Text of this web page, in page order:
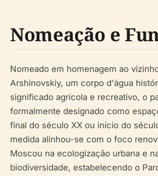
Nomeação e
Nomeado em homenagem ao
Arshinovskiy, um corpo d'água
significado agrícola e recreativo, o
formalmente designado como
final do século XX ou início do
medida alinhou-se com o foco
Moscou na ecologização urbana e
biodiversidade, estabelecendo o